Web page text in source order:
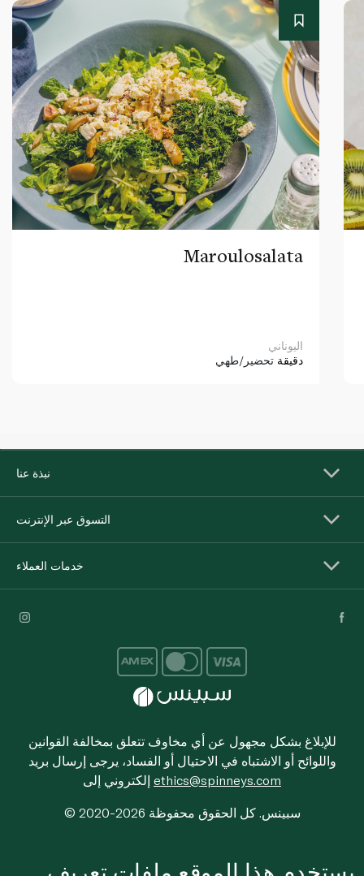
Maroulosalata
اليوناني
دقيقة تحضير/طهي
نبذة عنا
التسوق عبر الإنترنت
خدمات العملاء
للإبلاغ بشكل مجهول عن أي مخاوف تتعلق بمخالفة القوانين
واللوائح أو الاشتباه في الاحتيال أو الفساد، يرجى إرسال بريد
ethics@spinneys.com
© 2020-2026 سبينس. كل الحقوق محفوظة